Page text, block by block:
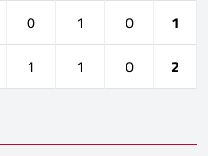
0 1 0
1
1 1 0 2